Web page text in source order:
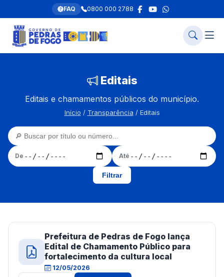
FAQ 0800 000 2788
Editais
Editais e chamamentos públicos do município.
Início / Transparência / Editais
De Até
Filtrar
Prefeitura de Pedras de Fogo lança
Edital de Chamamento Público para
fortalecimento da cultura local
12/05/2026